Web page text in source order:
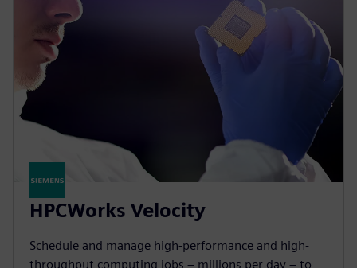
HPCWorks Velocity
Schedule and manage high-performance and high-
throughput computing jobs – millions per day – to